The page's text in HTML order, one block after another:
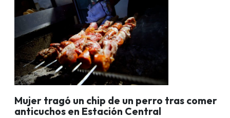
Mujer tragó un chip de un perro tras comer
anticuchos en Estación Central